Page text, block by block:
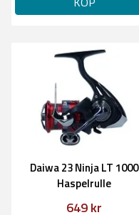
Daiwa 23 Ninja LT 1000
Haspelrulle
649 kr